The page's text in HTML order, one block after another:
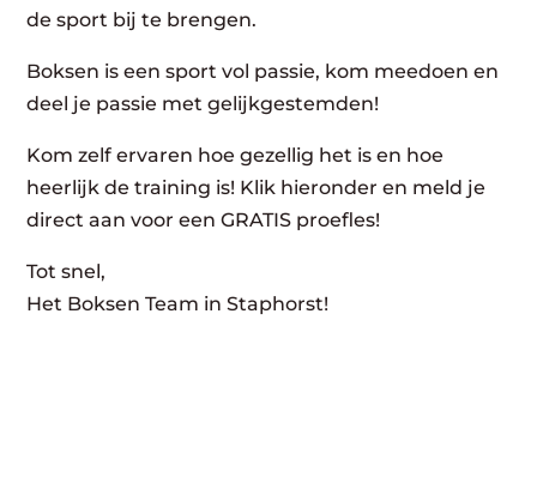
de sport bij te brengen.
Boksen is een sport vol passie, kom meedoen en
deel je passie met gelijkgestemden!
Kom zelf ervaren hoe gezellig het is en hoe
heerlijk de training is! Klik hieronder en meld je
direct aan voor een GRATIS proefles!
Tot snel,
Het Boksen Team in Staphorst!